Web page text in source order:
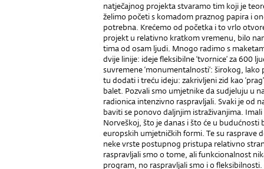
natječajnog projekta stvaramo tim koji je
želimo početi s komadom praznog papira i
potrebna. Krećemo od početka i to vrlo
projekt u relativno kratkom vremenu, bilo
tima od osam ljudi. Mnogo radimo s
dvije linije: ideje fleksibilne ‘tvor­nice’ za 600
suvremene ‘monumentalnosti’: širokog,
tu dodati i treću ideju: zakrivljeni zid kao
balet. Pozvali smo umjetnike da sudjeluju u
radionica intenzivno raspravljali. Svaki je od
baviti se ponovo daljnjim istraživanjima.
Norveškoj, što je danas i što će u
europskih umjetničkih formi. Te su rasprave
neke vrste postupnog pristupa relativno
raspravljali smo o tome, ali funkcionalnost
program, no rasp­ravljali smo i o